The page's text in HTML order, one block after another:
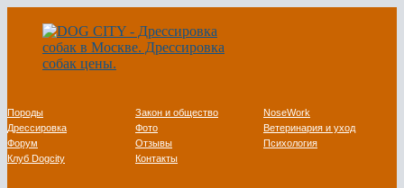
Породы Закон и общество
NoseWork
Дрессировка
Фото
Ветеринария и уход
Форум
Отзывы
Психология
Клуб Dogcity
Контакты